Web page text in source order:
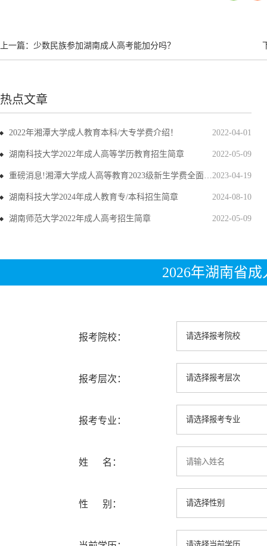
上一篇： 少数民族参加湖南成人高考能加分吗？
热点文章
2022-04-01
2022年湘潭大学成人教育本科/大专学费介绍！
2022-05-09
湖南科技大学2022年成人高等学历教育招生简章
2023-04-19
重磅消息!湘潭大学成人高等教育2023级新生学费全面上调
2024-08-10
湖南科技大学2024年成人教育专/本科招生简章
2022-05-09
湖南师范大学2022年成人高考招生简章
2026年湖南省
报考院校：
报考层次：
报考专业：
姓 名：
性 别：